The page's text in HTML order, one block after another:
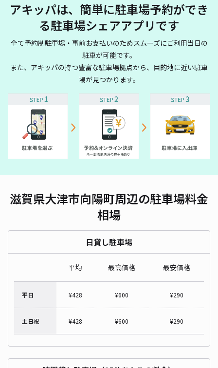
アキッパは、簡単に駐車場予約ができ
る駐車場シェアアプリです
全て予約制駐車場・事前お支払いのためスムーズにご利用当日の
駐車が可能です。
また、アキッパの持つ豊富な駐車場拠点から、目的地に近い駐車
場が見つかります。
滋賀県大津市向陽町周辺の駐車場料金
相場
日貸し駐車場
平均 最高価格 最安価格
平日 ¥428 ¥600 ¥290
土日祝 ¥428 ¥600 ¥290